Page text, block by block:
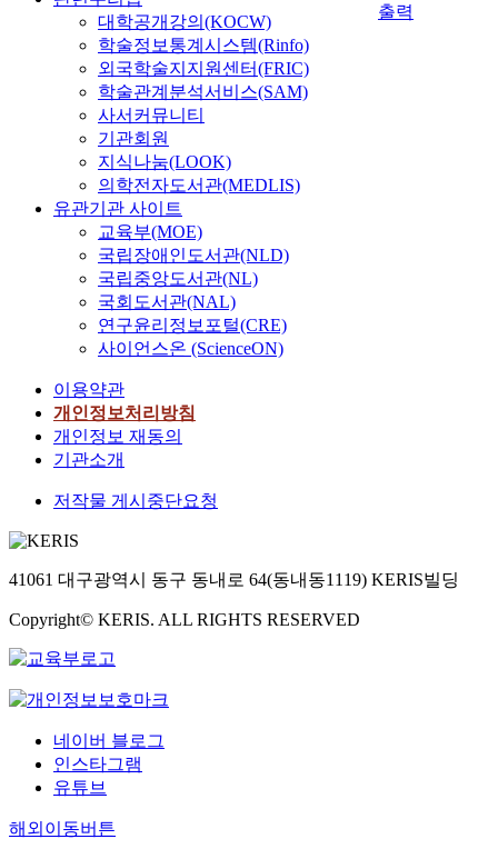
출력
대학공개강의(KOCW)
학술정보통계시스템(Rinfo)
외국학술지지원센터(FRIC)
학술관계분석서비스(SAM)
사서커뮤니티
기관회원
지식나눔(LOOK)
의학전자도서관(MEDLIS)
유관기관 사이트
교육부(MOE)
국립장애인도서관(NLD)
국립중앙도서관(NL)
국회도서관(NAL)
연구윤리정보포털(CRE)
사이언스온 (ScienceON)
이용약관
개인정보처리방침
개인정보 재동의
기관소개
저작물 게시중단요청
41061 대구광역시 동구 동내로 64(동내동1119) KERIS빌딩
Copyright© KERIS. ALL RIGHTS RESERVED
네이버 블로그
인스타그램
유튜브
해외이동버튼